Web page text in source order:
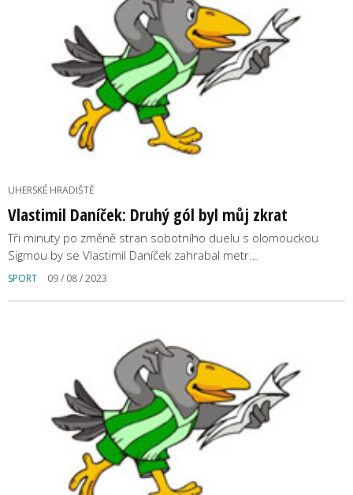
UHERSKÉ HRADIŠTĚ
Vlastimil Daníček: Druhý gól byl můj zkrat
Tři minuty po změně stran sobotního duelu s olomouckou
Sigmou by se Vlastimil Daníček zahrabal metr…
SPORT 09 / 08 / 2023